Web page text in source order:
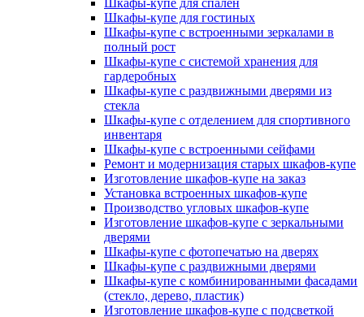
Шкафы-купе для спален
Шкафы-купе для гостиных
Шкафы-купе с встроенными зеркалами в
полный рост
Шкафы-купе с системой хранения для
гардеробных
Шкафы-купе с раздвижными дверями из
стекла
Шкафы-купе с отделением для спортивного
инвентаря
Шкафы-купе с встроенными сейфами
Ремонт и модернизация старых шкафов-купе
Изготовление шкафов-купе на заказ
Установка встроенных шкафов-купе
Производство угловых шкафов-купе
Изготовление шкафов-купе с зеркальными
дверями
Шкафы-купе с фотопечатью на дверях
Шкафы-купе с раздвижными дверями
Шкафы-купе с комбинированными фасадами
(стекло, дерево, пластик)
Изготовление шкафов-купе с подсветкой